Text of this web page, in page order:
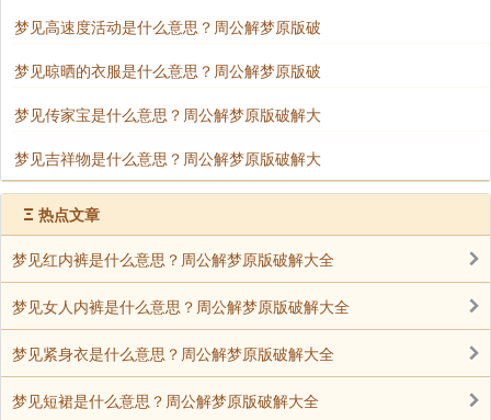
梦见高速度活动是什么意思？周公解梦原版破
梦见晾晒的衣服是什么意思？周公解梦原版破
梦见传家宝是什么意思？周公解梦原版破解大
梦见吉祥物是什么意思？周公解梦原版破解大
Ξ 热点文章
梦见红内裤是什么意思？周公解梦原版破解大全
梦见女人内裤是什么意思？周公解梦原版破解大全
梦见紧身衣是什么意思？周公解梦原版破解大全
梦见短裙是什么意思？周公解梦原版破解大全